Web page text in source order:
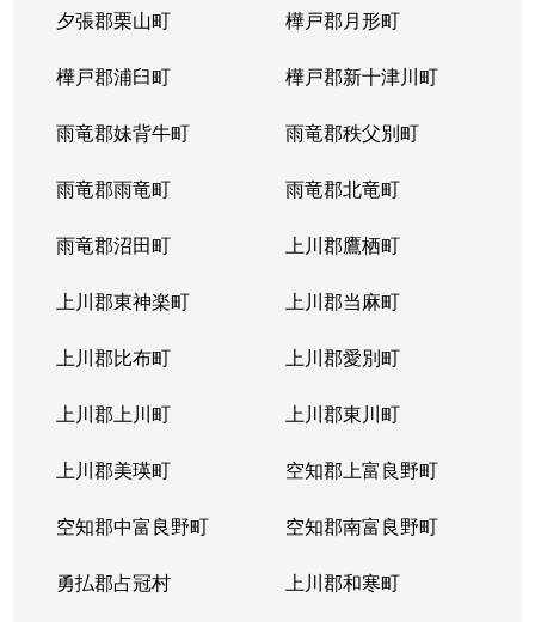
夕張郡栗山町 樺戸郡月形町
樺戸郡浦臼町 樺戸郡新十津川町
雨竜郡妹背牛町 雨竜郡秩父別町
雨竜郡雨竜町 雨竜郡北竜町
雨竜郡沼田町 上川郡鷹栖町
上川郡東神楽町 上川郡当麻町
上川郡比布町 上川郡愛別町
上川郡上川町 上川郡東川町
上川郡美瑛町 空知郡上富良野町
空知郡中富良野町 空知郡南富良野町
勇払郡占冠村 上川郡和寒町